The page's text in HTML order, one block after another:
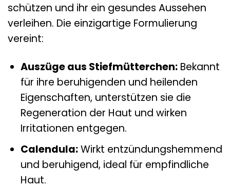
schützen und ihr ein gesundes Aussehen
verleihen. Die einzigartige Formulierung
vereint:
Auszüge aus Stiefmütterchen:Bekannt
für ihre beruhigenden und heilenden
Eigenschaften, unterstützen sie die
Regeneration der Haut und wirken
Irritationen entgegen.
Calendula:Wirkt entzündungshemmend
und beruhigend, ideal für empfindliche
Haut.